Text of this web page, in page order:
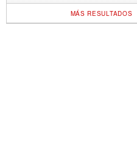
MÁS RESULTADOS